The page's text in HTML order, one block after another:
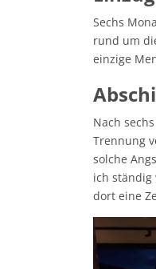
Sechs
rund um
einzige
Nach
Trennung
solche
ich ständig
dort eine